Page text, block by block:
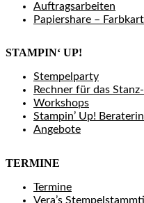
Auftragsarbeiten
Papiershare –
STAMPIN‘ UP!
Stempelparty
Rechner für das
Workshops
Stampin’ Up!
Angebote
TERMINE
Termine
Vera’s